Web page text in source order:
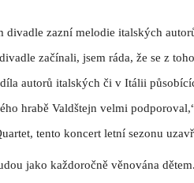
divadle zazní melodie italských
začínali, jsem ráda, že se z
autorů italských či v Itálii
hrabě Valdštejn velmi
tento koncert letní sezonu
jako každoročně věnována